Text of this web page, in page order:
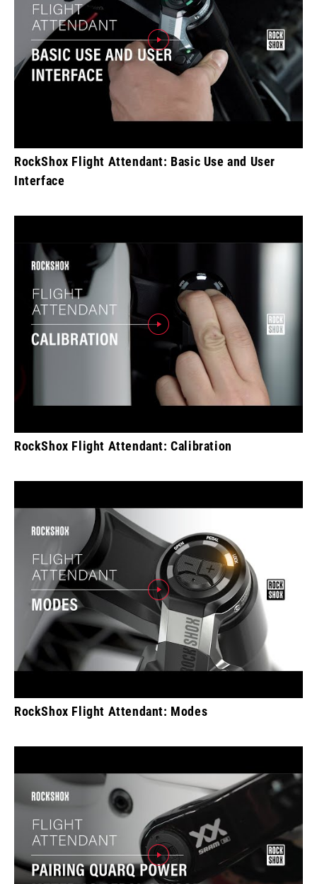
RockShox Flight Attendant: Basic Use and User
Interface
RockShox Flight Attendant: Calibration
RockShox Flight Attendant: Modes